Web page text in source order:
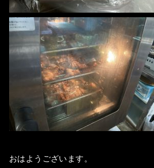
おはようございます。